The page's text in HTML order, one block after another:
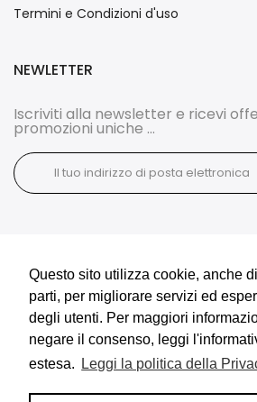
Questo sito utilizza cookie, anche
parti, per migliorare servizi ed
degli utenti. Per maggiori
negare il consenso, leggi
estesa.
Leggi la politica della
Questo sito utilizza cookie, anche
parti, per migliorare servizi ed
degli utenti. Per maggiori
negare il consenso, leggi
estesa.
Leggi la politica della
Termini e Condizioni d'uso
NEWLETTER
Iscriviti alla newsletter e ricevi
promozioni uniche ...
E-Commerce e Marketing realizzati